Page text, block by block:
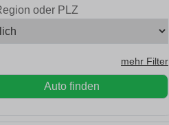
oder PLZ
mehr Filter
Auto finden